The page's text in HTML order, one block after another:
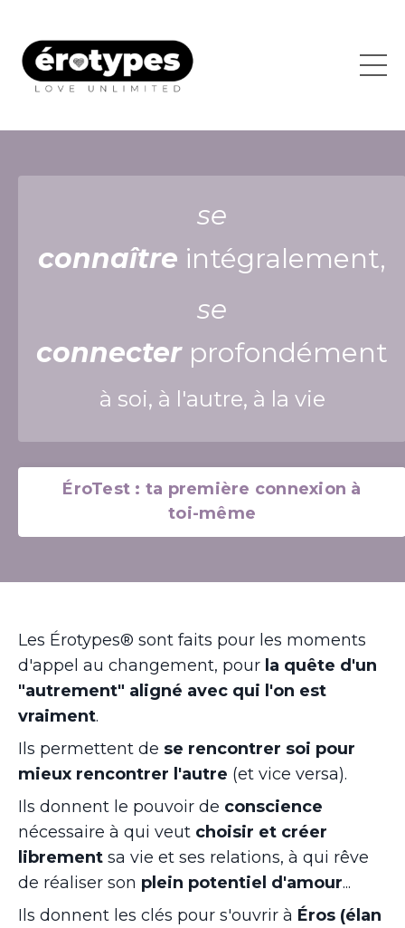
se
connaître intégralement,
se
connecter profondément
à soi, à l'autre, à la vie
ÉroTest : ta première connexion à
toi-même
Les Érotypes® sont faits pour les moments
d'appel au changement, pour la quête d'un
"autrement" aligné avec qui l'on est
vraiment.
Ils permettent de se rencontrer soi pour
mieux rencontrer l'autre (et vice versa).
Ils donnent le pouvoir de conscience
nécessaire à qui veut choisir et créer
librement sa vie et ses relations, à qui rêve
de réaliser son plein potentiel d'amour...
Ils donnent les clés pour s'ouvrir à Éros (élan